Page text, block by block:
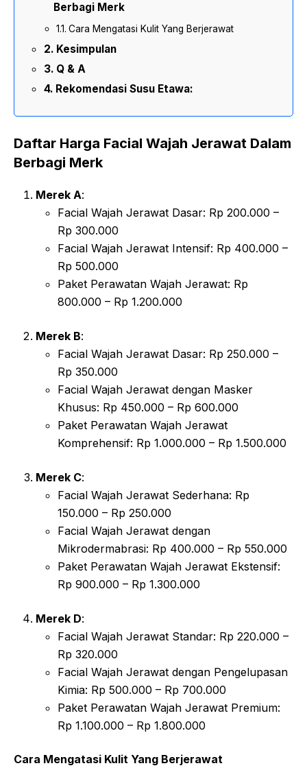
Berbagi Merk
Cara Mengatasi Kulit Yang Berjerawat
Kesimpulan
Q & A
Rekomendasi Susu Etawa:
Daftar Harga Facial Wajah Jerawat Dalam
Berbagi Merk
Merek A:
Facial Wajah Jerawat Dasar: Rp 200.000 –
Rp 300.000
Facial Wajah Jerawat Intensif: Rp 400.000 –
Rp 500.000
Paket Perawatan Wajah Jerawat: Rp
800.000 – Rp 1.200.000
Merek B:
Facial Wajah Jerawat Dasar: Rp 250.000 –
Rp 350.000
Facial Wajah Jerawat dengan Masker
Khusus: Rp 450.000 – Rp 600.000
Paket Perawatan Wajah Jerawat
Komprehensif: Rp 1.000.000 – Rp 1.500.000
Merek C:
Facial Wajah Jerawat Sederhana: Rp
150.000 – Rp 250.000
Facial Wajah Jerawat dengan
Mikrodermabrasi: Rp 400.000 – Rp 550.000
Paket Perawatan Wajah Jerawat Ekstensif:
Rp 900.000 – Rp 1.300.000
Merek D:
Facial Wajah Jerawat Standar: Rp 220.000 –
Rp 320.000
Facial Wajah Jerawat dengan Pengelupasan
Kimia: Rp 500.000 – Rp 700.000
Paket Perawatan Wajah Jerawat Premium:
Rp 1.100.000 – Rp 1.800.000
Cara Mengatasi Kulit Yang Berjerawat